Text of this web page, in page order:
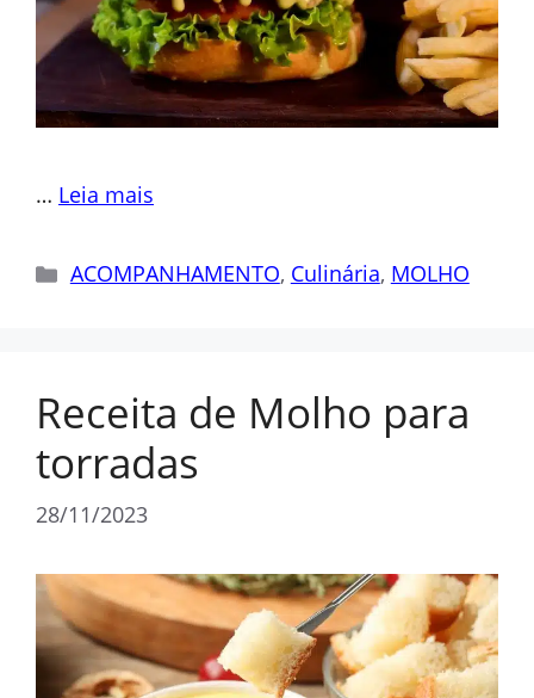
… Leia mais
Categorias
ACOMPANHAMENTO, Culinária, MOLHO
Receita de Molho para
torradas
28/11/2023